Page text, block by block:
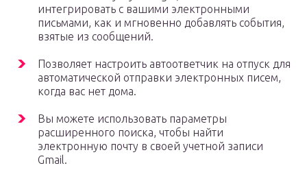
интегрировать с вашими электронными
письмами, как и мгновенно добавлять события,
взятые из сообщений.
Позволяет настроить автоответчик на отпуск для
автоматической отправки электронных писем,
когда вас нет дома.
Вы можете использовать параметры
расширенного поиска, чтобы найти
электронную почту в своей учетной записи
Gmail.